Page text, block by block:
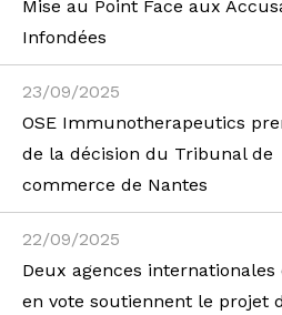
Mise au Point Face aux
Infondées
23/09/2025
OSE Immunotherapeutics
de la décision du Tribunal de
commerce de Nantes
22/09/2025
Deux agences internationales
en vote soutiennent le projet